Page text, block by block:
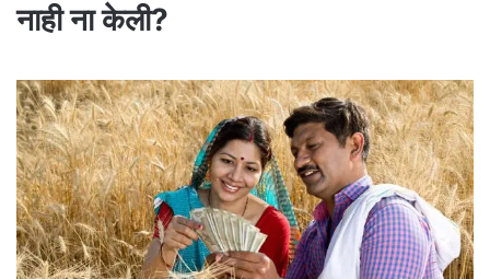
नाही ना केली?